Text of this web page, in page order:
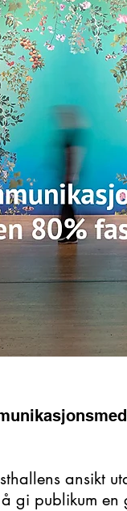
ansikt
gi publikum en